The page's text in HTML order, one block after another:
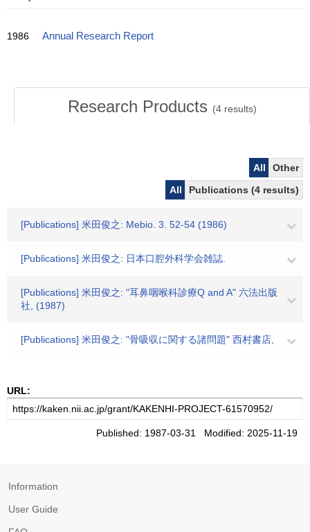
1986 Annual Research Report
Research Products (4results)
All
Other
All
Publications (4 results)
[Publications] 米田俊之: Mebio. 3. 52-54 (1986)
[Publications] 米田俊之: 日本口腔外科学会雑誌.
[Publications] 米田俊之: "耳鼻咽喉科診療Q and A" 六法出版
社, (1987)
[Publications] 米田俊之: "骨吸収に関する諸問題" 西村書店,
URL:
Published: 1987-03-31 Modified: 2025-11-19
Information
User Guide